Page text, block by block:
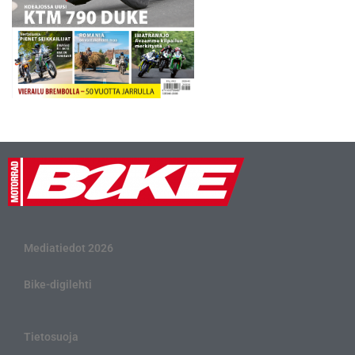
Mediatiedot 2026
Bike-digilehti
Tietosuoja